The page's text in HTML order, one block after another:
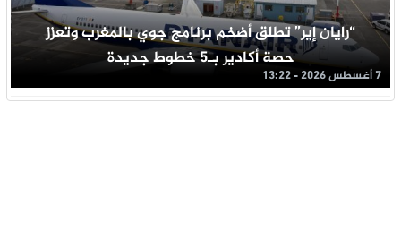
“رايان إير” تطلق أضخم برنامج جوي بالمغرب وتعزز
حصة أكادير بـ5 خطوط جديدة
7 أغسطس 2026 - 13:22